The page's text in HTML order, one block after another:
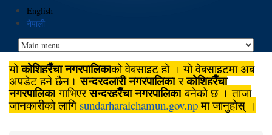
English
नेपाली
योकोशिहरैँचा नगरपालिकाको वेबसाइट हो । यो वेबसाइटमा अब
अपडेट हुने छैन।सुन्दरदुलारी नगरपालिका रकोशिहरैँचा
नगरपालिका गाभिएरसुन्दरहरैँचा नगरपालिका बनेको छ । ताजा
जानकारीको लागि sundarharaichamun.gov.npमा जानुहोस् ।